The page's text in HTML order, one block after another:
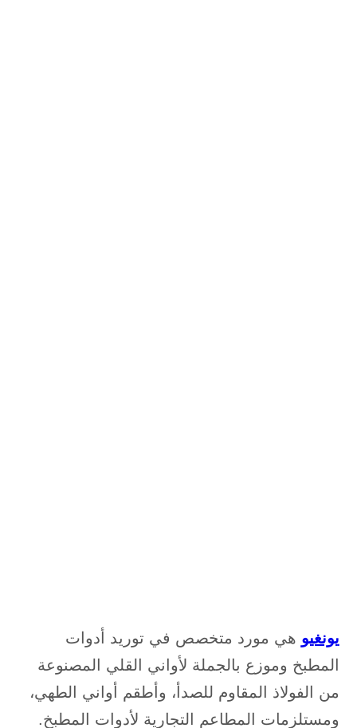
يونغيو هي مورد متخصص في توريد أدوات
المطبخ وموزع بالجملة لأواني القلي المصنوعة
من الفولاذ المقاوم للصدأ، وأطقم أواني الطهي،
ومستلزمات المطاعم التجارية لأدوات المطبخ.